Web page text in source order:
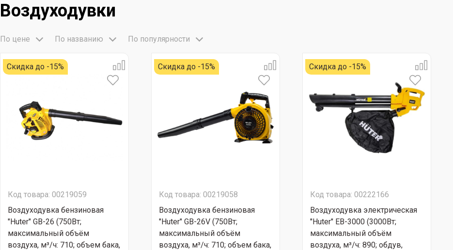
Воздуходувки
По цене По названию По популярности
Скидка до -15%
Код товара: 00219059
Воздуходувка бензиновая
"Huter" GB-26 (750Вт;
максимальный объём
воздуха, м³/ч: 710; объем бака,
Скидка до -15%
Код товара: 00219058
Воздуходувка бензиновая
"Huter" GB-26V (750Вт;
максимальный объём
воздуха, м³/ч: 710; объем бака,
Скидка до -15%
Код товара: 00222166
Воздуходувка электрическая
"Huter" EB-3000 (3000Вт;
максимальный объём
воздуха, м³/ч: 890; обдув,